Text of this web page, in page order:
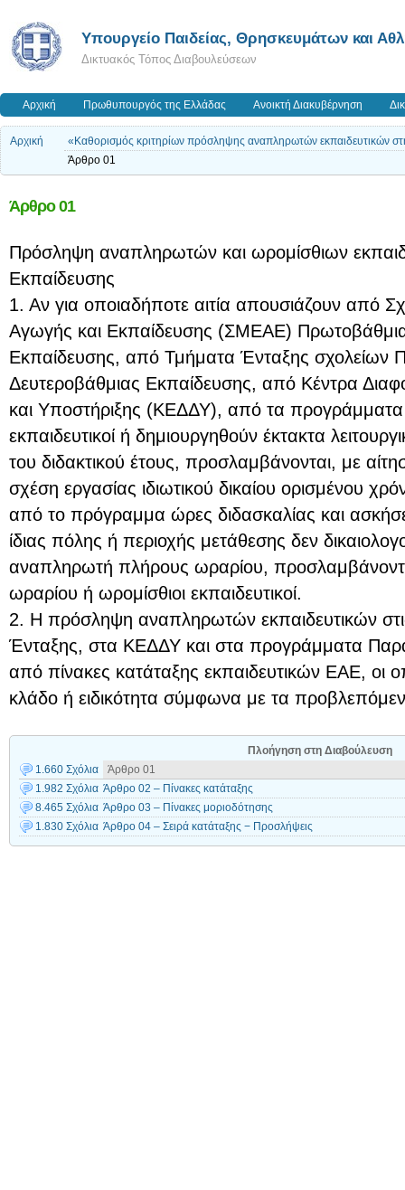
Υπουργείο Παιδείας, Θρησκευμάτων και
Δικτυακός Τόπος Διαβουλεύσεων
Αρχική Πρωθυπουργός της Ελλάδας Ανοικτή Διακυβέρνηση
Αρχική
«Καθορισμός κριτηρίων πρόσληψης αναπληρωτών εκπαιδευτικών
Άρθρο 01
Άρθρο 01
Πρόσληψη αναπληρωτών και ωρομίσθιων
Εκπαίδευσης
1. Αν για οποιαδήποτε αιτία απουσιάζουν από
Αγωγής και Εκπαίδευσης (ΣΜΕΑΕ)
Εκπαίδευσης, από Τμήματα Ένταξης σχολείων
Δευτεροβάθμιας Εκπαίδευσης, από Κέντρα
και Υποστήριξης (ΚΕΔΔΥ), από τα προγράμματα
εκπαιδευτικοί ή δημιουργηθούν έκτακτα
του διδακτικού έτους, προσλαμβάνονται, με
σχέση εργασίας ιδιωτικού δικαίου ορισμένου
από το πρόγραμμα ώρες διδασκαλίας και
ίδιας πόλης ή περιοχής μετάθεσης δεν
αναπληρωτή πλήρους ωραρίου,
ωραρίου ή ωρομίσθιοι εκπαιδευτικοί.
2. Η πρόσληψη αναπληρωτών εκπαιδευτικών
Ένταξης, στα ΚΕΔΔΥ και στα προγράμματα
από πίνακες κατάταξης εκπαιδευτικών ΕΑΕ, οι
κλάδο ή ειδικότητα σύμφωνα με τα
Πλοήγηση στη Διαβούλευση
1.660 Σχόλια
Άρθρο 01
1.982 Σχόλια Άρθρο 02 – Πίνακες κατάταξης
8.465 Σχόλια Άρθρο 03 – Πίνακες μοριοδότησης
1.830 Σχόλια Άρθρο 04 – Σειρά κατάταξης − Προσλήψεις